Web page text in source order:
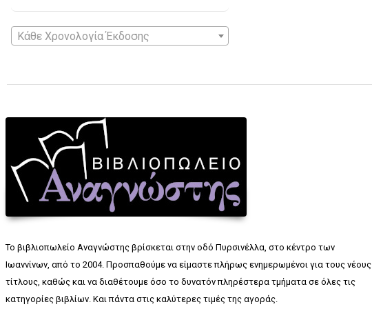
Κάθε Χρονολογία Έκδοσης
Το βιβλιοπωλείο Αναγνώστης βρίσκεται στην οδό Πυρσινέλλα, στο κέντρο των
Ιωαννίνων, από το 2004. Προσπαθούμε να είμαστε πλήρως ενημερωμένοι για τους νέους
τίτλους, καθώς και να διαθέτουμε όσο το δυνατόν πληρέστερα τμήματα σε όλες τις
κατηγορίες βιβλίων. Και πάντα στις καλύτερες τιμές της αγοράς.